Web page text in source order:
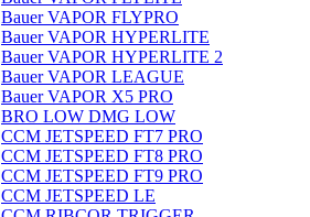
Bauer VAPOR FLYPRO
Bauer VAPOR HYPERLITE
Bauer VAPOR HYPERLITE 2
Bauer VAPOR LEAGUE
Bauer VAPOR X5 PRO
BRO LOW DMG LOW
CCM JETSPEED FT7 PRO
CCM JETSPEED FT8 PRO
CCM JETSPEED FT9 PRO
CCM JETSPEED LE